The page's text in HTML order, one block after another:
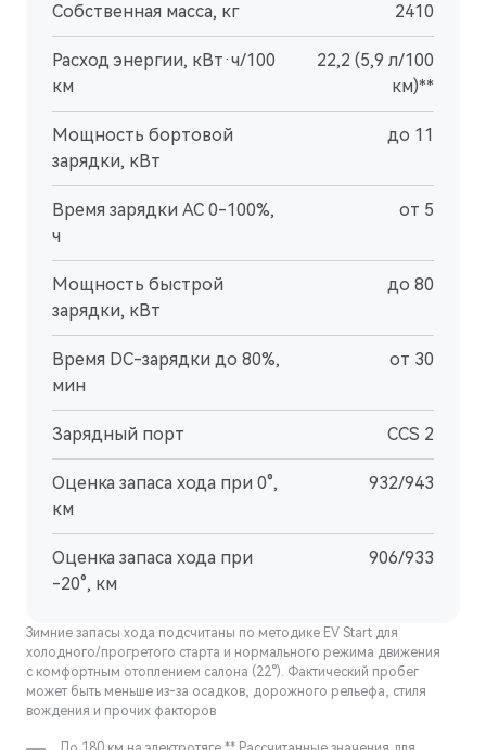
Собственная масса, кг 2410
Расход энергии, кВт·ч/100
км
22,2 (5,9 л/100
км)**
Мощность бортовой
зарядки, кВт
до 11
Время зарядки AC 0-100%,
ч
от 5
Мощность быстрой
зарядки, кВт
до 80
Время DC-зарядки до 80%,
мин
от 30
Зарядный порт CCS 2
Оценка запаса хода при 0°,
км
932/943
Оценка запаса хода при
-20°, км
906/933
Зимние запасы хода подсчитаны по методике EV Start для
холодного/прогретого старта и нормального режима движения
с комфортным отоплением салона (22°). Фактический пробег
может быть меньше из-за осадков, дорожного рельефа, стиля
вождения и прочих факторов